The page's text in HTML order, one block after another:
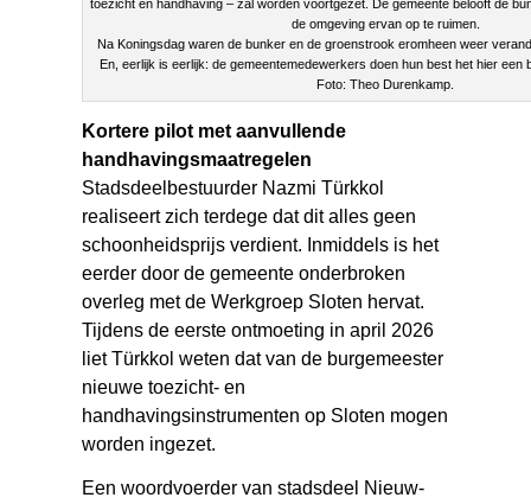
toezicht en handhaving – zal worden voortgezet. De gemeente belooft de
de omgeving ervan op te ruimen.
Na Koningsdag waren de bunker en de groenstrook eromheen weer
En, eerlijk is eerlijk: de gemeentemedewerkers doen hun best het hier een
Foto: Theo Durenkamp.
Kortere pilot met aanvullende
handhavingsmaatregelen
Stadsdeelbestuurder Nazmi Türkkol
realiseert zich terdege dat dit alles geen
schoonheidsprijs verdient. Inmiddels is het
eerder door de gemeente onderbroken
overleg met de Werkgroep Sloten hervat.
Tijdens de eerste ontmoeting in april 2026
liet Türkkol weten dat van de burgemeester
nieuwe toezicht- en
handhavingsinstrumenten op Sloten mogen
worden ingezet.
Een woordvoerder van stadsdeel Nieuw-